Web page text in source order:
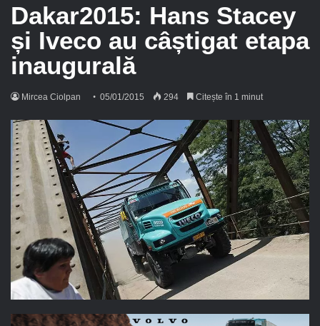
Dakar2015: Hans Stacey
și Iveco au câștigat etapa
inaugurală
Mircea Ciolpan 05/01/2015 294 Citește în 1 minut